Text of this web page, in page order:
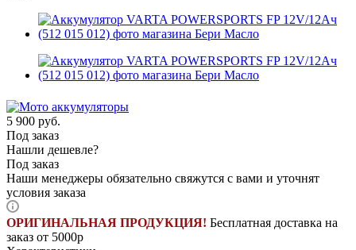
5 900 руб.
Под заказ
Нашли дешевле?
Под заказ
Наши менеджеры обязательно свяжутся с вами и уточнят
условия заказа
ОРИГИНАЛЬНАЯ ПРОДУКЦИЯ! Бесплатная доставка на
заказ от 5000р